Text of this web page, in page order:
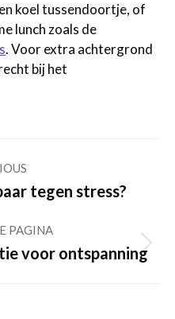
koel tussendoortje, of
lunch zoals de
. Voor extra achtergrond
bij het
tegen stress?
PAGINA
voor ontspanning